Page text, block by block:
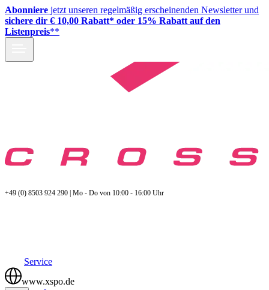
Abonniere jetzt unseren regelmäßig erscheinenden Newsletter und
sichere dir € 10,00 Rabatt* oder 15% Rabatt auf den
Listenpreis**
+49 (0) 8503 924 290 | Mo - Do von 10:00 - 16:00 Uhr
Service
www.xspo.de